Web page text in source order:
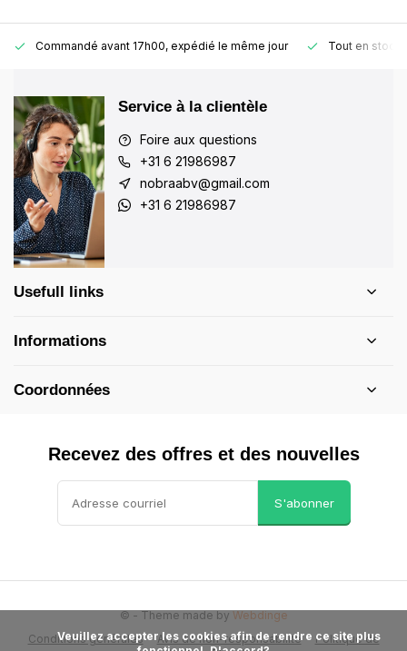
Commandé avant 17h00, expédié le même jour Tout en stock
Service à la clientèle
Foire aux questions
+31 6 21986987
nobraabv@gmail.com
+31 6 21986987
Usefull links
Informations
Coordonnées
Recevez des offres et des nouvelles
S'abonner
Conditions générales Avis de non-responsabilité
Politique de
© - Theme made by Webdinge
            Veuillez accepter les cookies afin de rendre ce site plus